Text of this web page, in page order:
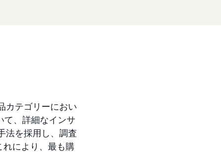
カテゴリーにおい
て、詳細なインサ
法を採用し、調査
れにより、最も購